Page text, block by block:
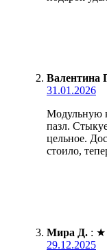
Валентина
31.01.2026
Модульную
пазл.
цельное.
стоило,
Мира Д. : ★
29.12.2025